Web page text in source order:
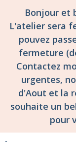
Bonjour et
L'atelier sera
pouvez
fermeture
Contactez
urgentes,
d'Aout et la
souhaite un
pour